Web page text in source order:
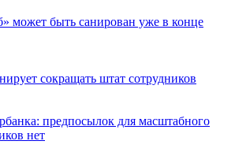
может быть санирован уже в конце
сокращать штат сотрудников
предпосылок для масштабного
нет